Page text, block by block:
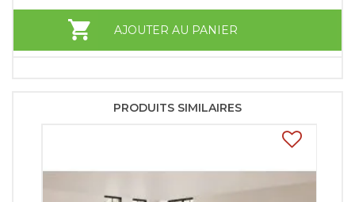
AJOUTER AU PANIER
PRODUITS SIMILAIRES